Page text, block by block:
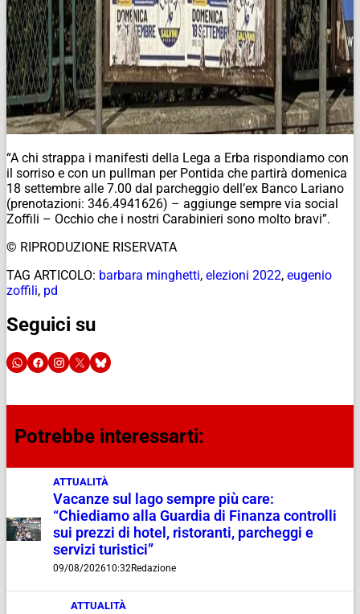
“A chi strappa i manifesti della Lega a Erba rispondiamo con
il sorriso e con un pullman per Pontida che partirà domenica
18 settembre alle 7.00 dal parcheggio dell’ex Banco Lariano
(prenotazioni: 346.4941626) – aggiunge sempre via social
Zoffili – Occhio che i nostri Carabinieri sono molto bravi”.
© RIPRODUZIONE RISERVATA
TAG ARTICOLO: barbara minghetti, elezioni 2022, eugenio
zoffili, pd
Seguici su
Potrebbe interessarti:
ATTUALITÀ
Vacanze sul lago sempre più care:
“Chiediamo alla Guardia di Finanza controlli
sui prezzi di hotel, ristoranti, parcheggi e
servizi turistici”
09/08/202610:32Redazione
ATTUALITÀ